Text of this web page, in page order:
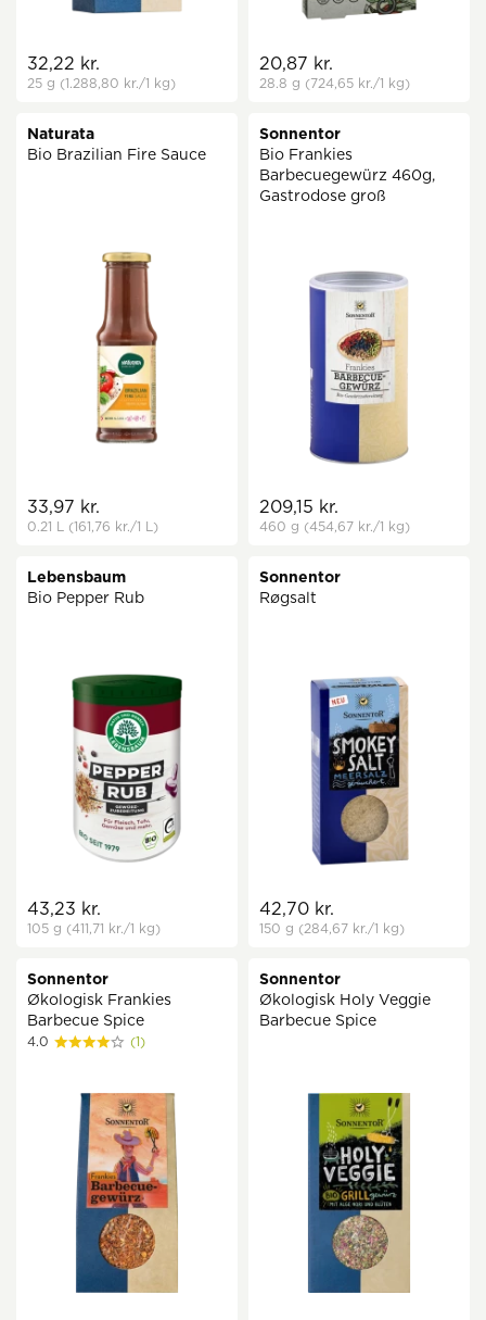
32,22 kr.
25 g (1.288,80 kr./1 kg)
20,87 kr.
28.8 g (724,65 kr./1 kg)
Naturata
Bio Brazilian Fire Sauce
33,97 kr.
0.21 L (161,76 kr./1 L)
Sonnentor
Bio Frankies
Barbecuegewürz 460g,
Gastrodose groß
209,15 kr.
460 g (454,67 kr./1 kg)
Lebensbaum
Bio Pepper Rub
43,23 kr.
105 g (411,71 kr./1 kg)
Sonnentor
Røgsalt
42,70 kr.
150 g (284,67 kr./1 kg)
Sonnentor
Økologisk Frankies
Barbecue Spice
4.0 (1)
Sonnentor
Økologisk Holy Veggie
Barbecue Spice